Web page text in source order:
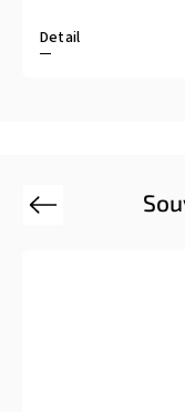
Previous